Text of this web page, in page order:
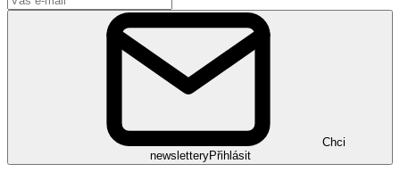
Chci
newsletteryPřihlásit